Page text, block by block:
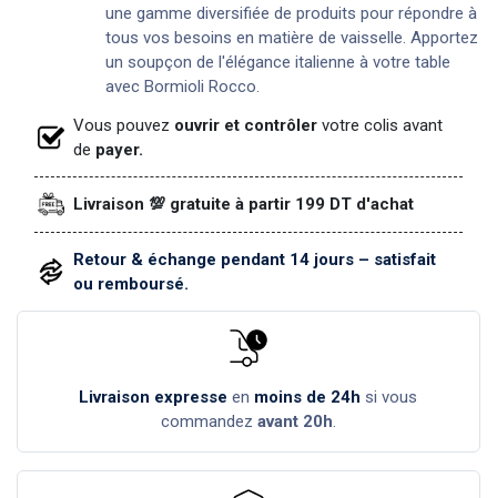
une gamme diversifiée de produits pour répondre à
tous vos besoins en matière de vaisselle. Apportez
un soupçon de l'élégance italienne à votre table
avec Bormioli Rocco.
Vous pouvez ouvrir et contrôler votre colis avant
de payer.
Livraison 💯 gratuite à partir 199 DT d'achat
Retour & échange pendant 14 jours – satisfait
ou remboursé.
Livraison expresse en moins de 24h si vous
commandez avant 20h.